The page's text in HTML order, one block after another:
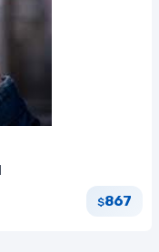
$867